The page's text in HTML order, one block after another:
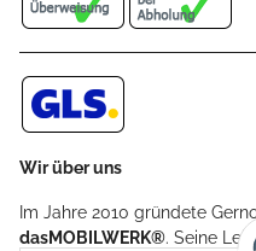
Wir über uns
Im Jahre 2010 gründete
dasMOBILWERK®. Seine